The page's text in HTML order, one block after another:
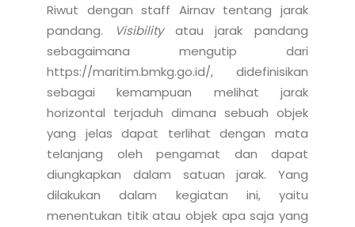
Riwut dengan staff Airnav tentang jarak
pandang.
Visibility atau jarak pandang
sebagaimana mengutip dari
https://maritim.bmkg.go.id/, didefinisikan
sebagai kemampuan melihat jarak
horizontal terjaduh dimana sebuah objek
yang jelas dapat terlihat dengan mata
telanjang oleh pengamat dan dapat
diungkapkan dalam satuan jarak. Yang
dilakukan dalam kegiatan ini, yaitu
menentukan titik atau objek apa saja yang